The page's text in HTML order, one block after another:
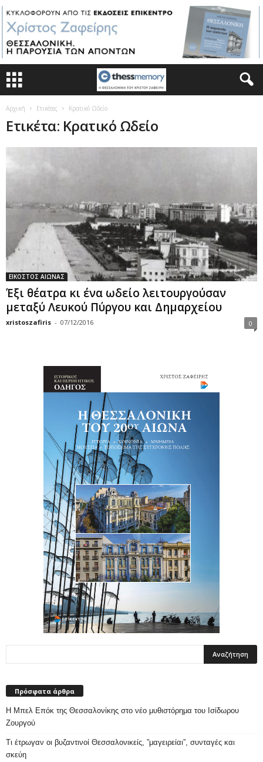
Αρχική Ετικέτες Κρατικό Ωδείο
Ετικέτα: Κρατικό Ωδείο
ΕΙΚΟΣΤΟΣ ΑΙΩΝΑΣ
Έξι θέατρα κι ένα ωδείο λειτουργούσαν
μεταξύ Λευκού Πύργου και Δημαρχείου
xristoszafiris - 07/12/2016 0
Πρόσφατα άρθρα
Η Μπελ Επόκ της Θεσσαλονίκης στο νέο μυθιστόρημα του Ισίδωρου
Ζουργού
Τι έτρωγαν οι βυζαντινοί Θεσσαλονικείς, ”μαγειρείαι”, συνταγές και
σκεύη